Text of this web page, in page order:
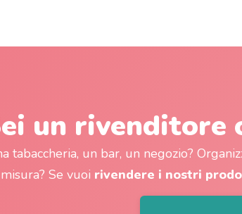
un rivenditore
tabaccheria, un bar, un negozio?
Se vuoi rivendere i nostri